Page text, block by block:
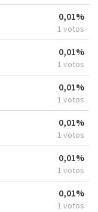
0,01%
1 votos
0,01%
1 votos
0,01%
1 votos
0,01%
1 votos
0,01%
1 votos
0,01%
1 votos